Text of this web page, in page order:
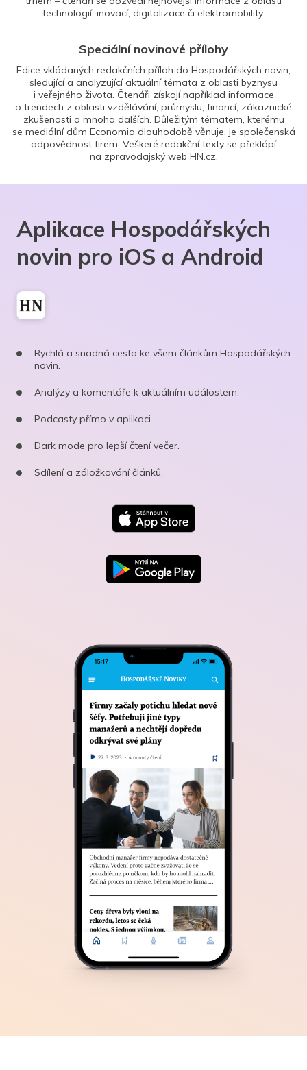
technologií, inovací, digitalizace či elektromobility.
Speciální novinové přílohy
Edice vkládaných redakčních příloh do Hospodářských novin,
sledující a analyzující aktuální témata z oblasti byznysu
i veřejného života. Čtenáři získají například informace
o trendech z oblasti vzdělávání, průmyslu, financí, zákaznické
zkušenosti a mnoha dalších. Důležitým tématem, kterému
se mediální dům Economia dlouhodobě věnuje, je společenská
odpovědnost firem. Veškeré redakční texty se překlápí
na zpravodajský web HN.cz.
Aplikace Hospodářských
novin pro iOS a Android
Rychlá a snadná cesta ke všem článkům Hospodářských
novin.
Analýzy a komentáře k aktuálním událostem.
Podcasty přímo v aplikaci.
Dark mode pro lepší čtení večer.
Sdílení a záložkování článků.